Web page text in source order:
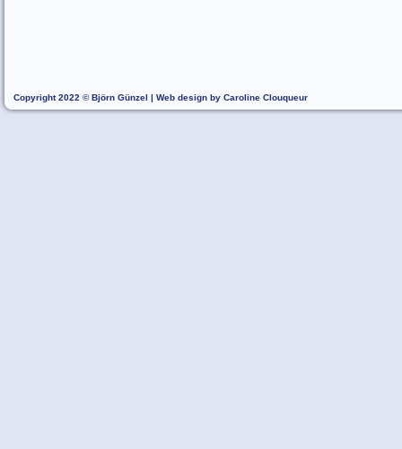
Copyright 2022 © Björn Günzel | Web design by Caroline Clouqueur